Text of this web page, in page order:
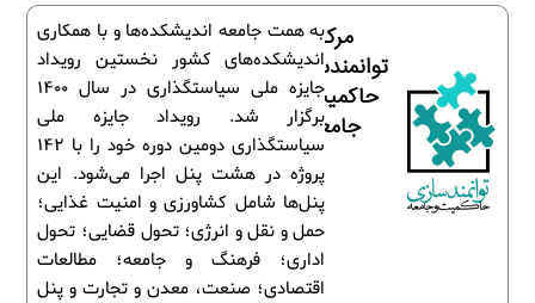
به همت جامعه اندیشکده‌ها و با همکاری
اندیشکده‌های کشور نخستین رویداد
جایزه ملی سیاستگذاری در سال 1400
برگزار شد. رویداد جایزه ملی
سیاستگذاری دومین دوره خود را با ۱۴۲
پروژه در هشت پنل اجرا می‌شود. این
پنل‌ها شامل کشاورزی و امنیت غذایی؛
حمل و نقل و انرژی؛‌ تحول قضایی؛ تحول
اداری؛‌ فرهنگ و جامعه؛‌ مطالعات
اقتصادی؛ صنعت، معدن و تجارت و پنل
مرکز
توانمندسازی
حاکمیت و
جامعه